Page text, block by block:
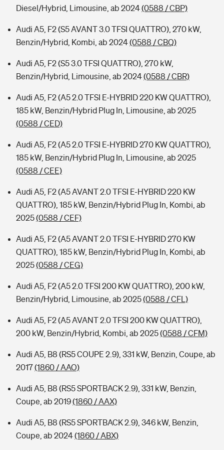
Diesel/Hybrid, Limousine, ab 2024(0588 / CBP)
Audi A5, F2 (S5 AVANT 3.0 TFSI QUATTRO), 270 kW,
Benzin/Hybrid, Kombi, ab 2024(0588 / CBQ)
Audi A5, F2 (S5 3.0 TFSI QUATTRO), 270 kW,
Benzin/Hybrid, Limousine, ab 2024(0588 / CBR)
Audi A5, F2 (A5 2.0 TFSI E-HYBRID 220 KW QUATTRO),
185 kW, Benzin/Hybrid Plug In, Limousine, ab 2025
(0588 / CED)
Audi A5, F2 (A5 2.0 TFSI E-HYBRID 270 KW QUATTRO),
185 kW, Benzin/Hybrid Plug In, Limousine, ab 2025
(0588 / CEE)
Audi A5, F2 (A5 AVANT 2.0 TFSI E-HYBRID 220 KW
QUATTRO), 185 kW, Benzin/Hybrid Plug In, Kombi, ab
2025(0588 / CEF)
Audi A5, F2 (A5 AVANT 2.0 TFSI E-HYBRID 270 KW
QUATTRO), 185 kW, Benzin/Hybrid Plug In, Kombi, ab
2025(0588 / CEG)
Audi A5, F2 (A5 2.0 TFSI 200 KW QUATTRO), 200 kW,
Benzin/Hybrid, Limousine, ab 2025(0588 / CFL)
Audi A5, F2 (A5 AVANT 2.0 TFSI 200 KW QUATTRO),
200 kW, Benzin/Hybrid, Kombi, ab 2025(0588 / CFM)
Audi A5, B8 (RS5 COUPE 2.9), 331 kW, Benzin, Coupe, ab
2017(1860 / AAO)
Audi A5, B8 (RS5 SPORTBACK 2.9), 331 kW, Benzin,
Coupe, ab 2019(1860 / AAX)
Audi A5, B8 (RS5 SPORTBACK 2.9), 346 kW, Benzin,
Coupe, ab 2024(1860 / ABX)